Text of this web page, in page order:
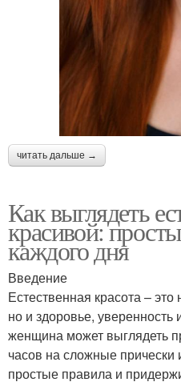
читать дальше →
Как выглядеть
красивой:
каждого дня
Введение
Естественная красота –
но и здоровье, уверенность
женщина может выглядеть
часов на сложные прически
простые правила и